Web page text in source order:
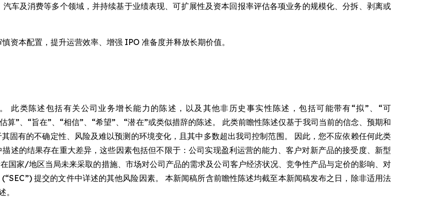
车及消费等多个领域，并持续基于业绩表现、可扩展性及资本回报率评估各项业务的规模化、分拆、剥离或
本配置，提升运营效率、增强 IPO 准备度并释放长期价值。
此类陈述包括有关公司业务增长能力的陈述，以及其他非历史事实性陈述，包括可能带有“拟”、“可
算”、“旨在”、“相信”、“希望”、“潜在”或类似措辞的陈述。 此类前瞻性陈述仅基于我司当前的信念、预期和
固有的不确定性、风险及难以预测的环境变化，且其中多数超出我司控制范围。 因此，您不应依赖任何此类
述的结果存在重大差异，这些因素包括但不限于：公司实现盈利运营的能力、客户对新产品的接受度、新型
国家/地区当局未来采取的措施、市场对公司产品的需求及公司客户经济状况、竞争性产品与定价的影响、对
提交的文件中详述的其他风险因素。 本新闻稿所含前瞻性陈述均截至本新闻稿发布之日，除非适用法